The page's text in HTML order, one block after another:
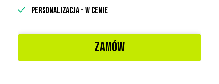
PERSONALIZACJA - W CENIE
ZAMÓW